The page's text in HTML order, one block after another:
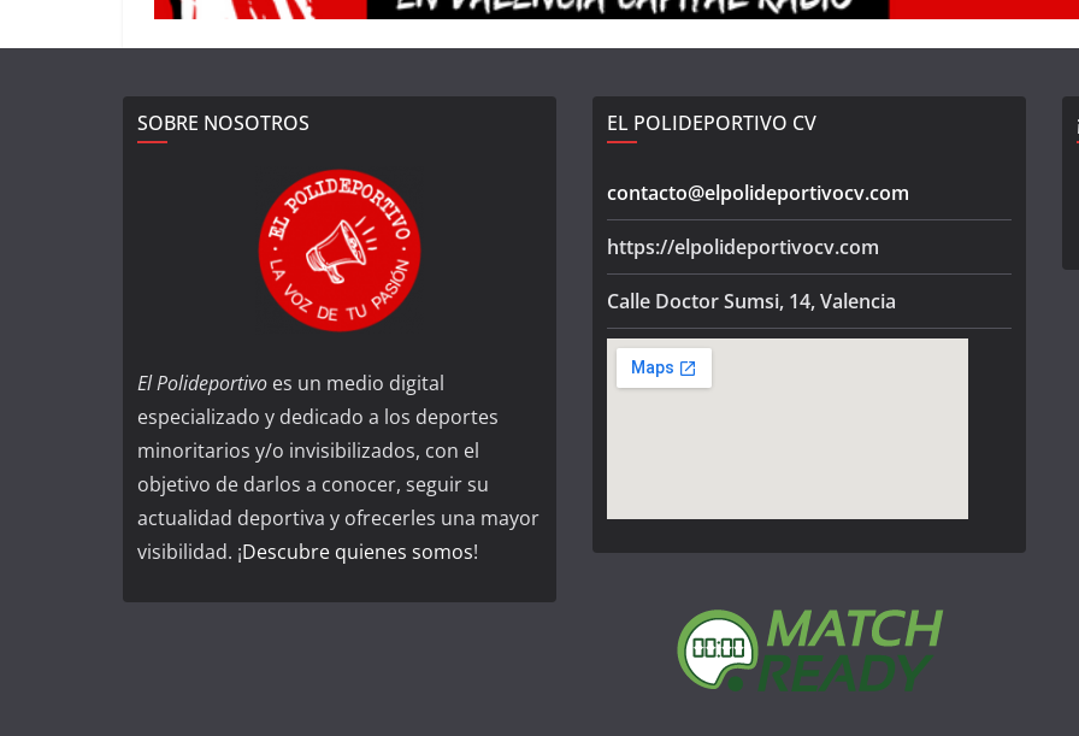
SOBRE NOSOTROS
El Polideportivo es un medio digital
especializado y dedicado a los deportes
minoritarios y/o invisibilizados, con el
objetivo de darlos a conocer, seguir su
actualidad deportiva y ofrecerles una mayor
visibilidad. ¡Descubre quienes somos!
EL POLIDEPORTIVO CV
contacto@elpolideportivocv.com
https://elpolideportivocv.com
Calle Doctor Sumsi, 14, Valencia